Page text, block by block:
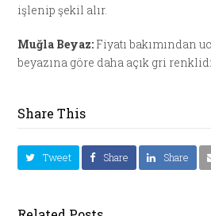
işlenip şekil alır.
Muğla Beyaz: Fiyatı bakımından
beyazına göre daha açık gri
Share This
Tweet Share Share